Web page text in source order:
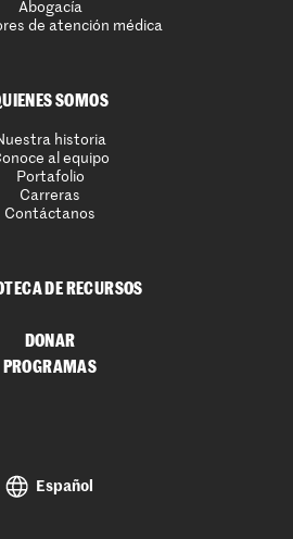
Abogacía
de atención médica
SOMOS
historia
al equipo
Portafolio
Carreras
Contáctanos
DE RECURSOS
DONAR
PROGRAMAS
Español